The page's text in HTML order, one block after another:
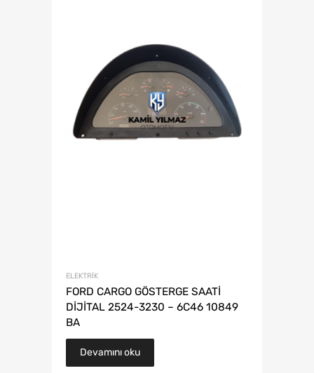
ELEKTRIK
FORD CARGO GÖSTERGE SAATİ
DİJİTAL 2524-3230 – 6C46 10849
BA
Devamını oku